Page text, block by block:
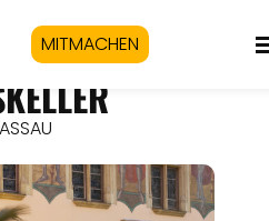
MITMACHEN